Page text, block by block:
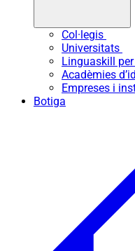
Col·legis
Universitats
Linguaskill
Acadèmies
Empreses i
Botiga